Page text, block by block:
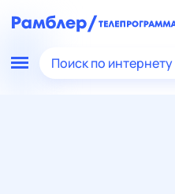
Поиск по интернету